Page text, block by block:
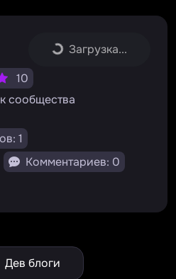
Загрузка...
10
сообщества
1
Комментариев: 0
Дев блоги